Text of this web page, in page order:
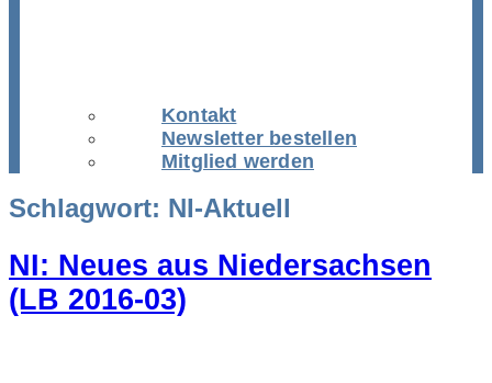
Kontakt
Newsletter bestellen
Mitglied werden
Schlagwort: NI-Aktuell
NI: Neues aus Niedersachsen
(LB 2016-03)